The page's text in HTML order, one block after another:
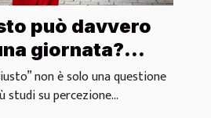
può davvero
giornata?
non è solo una questione
studi su percezione...